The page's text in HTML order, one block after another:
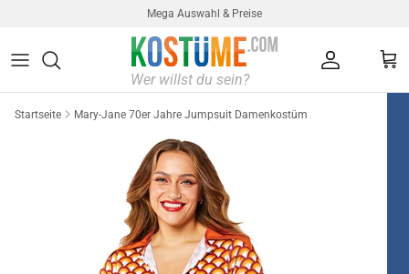
Mega Auswahl & Preise
Startseite Mary-Jane 70er Jahre Jumpsuit Damenkostüm